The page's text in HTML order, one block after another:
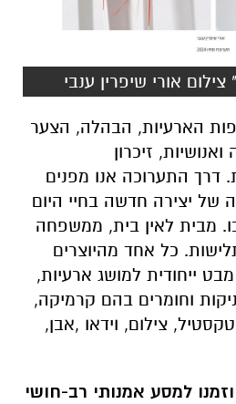
הארעיות, הבהלה, הצער
זיכרון
דרך התערוכה אנו מפנים
יצירה חדשה בחיי היום
מבית לאין בית, ממשפחה
כל אחד מהיוצרים
ייחודית למושג ארעיות,
וחומרים בהם קרמיקה,
צילום, וידאו ,אבן,
למסע אמנותי רב-חושי